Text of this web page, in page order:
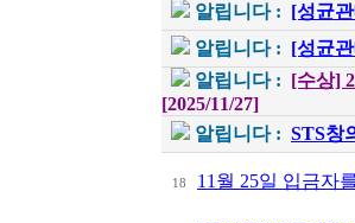
알립니다 : [성균
알립니다 : [성균
알립니다 : [수상]
[2025/11/27]
알립니다 : STS창
18 11월 25일 입금자